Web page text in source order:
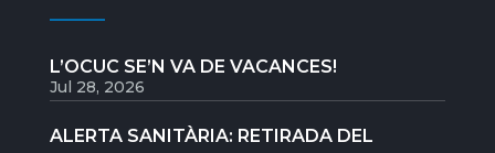
L’OCUC SE’N VA DE VACANCES!
Jul 28, 2026
ALERTA SANITÀRIA: RETIRADA DEL